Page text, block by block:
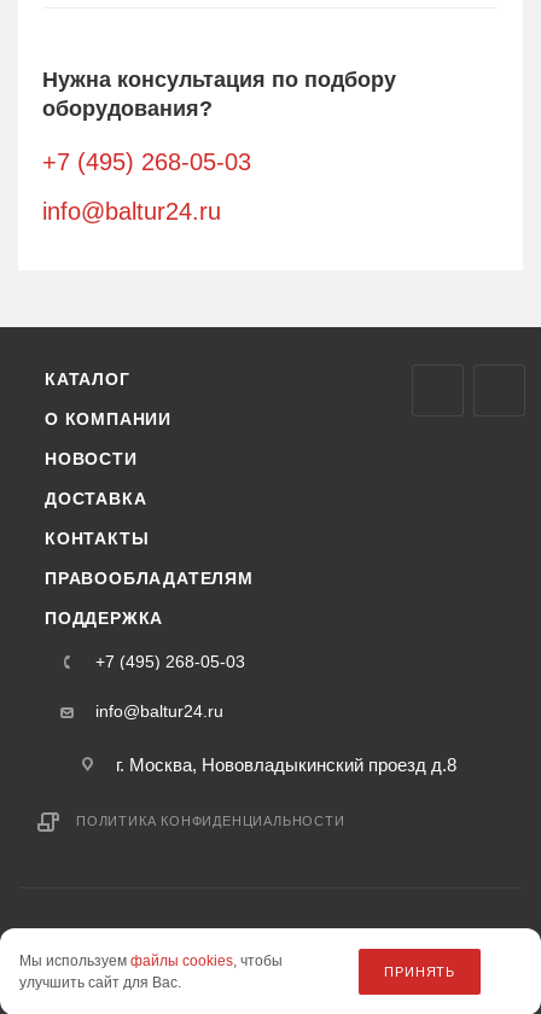
Нужна консультация по подбору
оборудования?
+7 (495) 268-05-03
info@baltur24.ru
КАТАЛОГ
О КОМПАНИИ
НОВОСТИ
ДОСТАВКА
КОНТАКТЫ
ПРАВООБЛАДАТЕЛЯМ
ПОДДЕРЖКА
+7 (495) 268-05-03
info@baltur24.ru
г. Москва, Нововладыкинский проезд д.8
ПОЛИТИКА КОНФИДЕНЦИАЛЬНОСТИ
информация на сайте «baltur24.ru» не является публичной офертой.
Мы используем файлы cookies, чтобы
улучшить сайт для Вас.
ПРИНЯТЬ